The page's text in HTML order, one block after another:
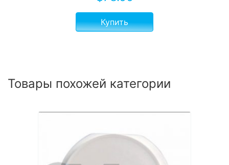
Купить
Товары похожей категории